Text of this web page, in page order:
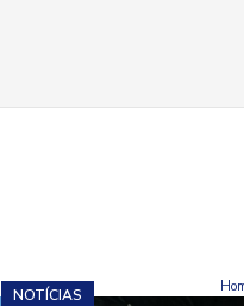
NOTÍCIAS